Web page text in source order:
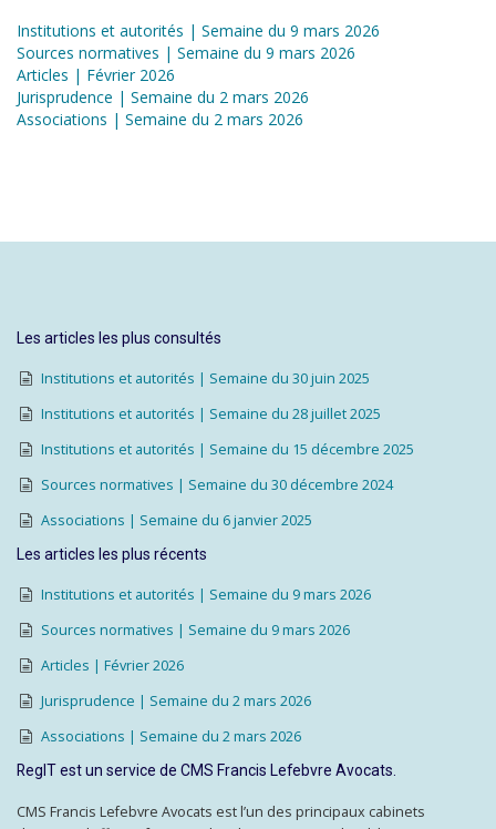
Institutions et autorités | Semaine du 9 mars 2026
Sources normatives | Semaine du 9 mars 2026
Articles | Février 2026
Jurisprudence | Semaine du 2 mars 2026
Associations | Semaine du 2 mars 2026
Les articles les plus consultés
Institutions et autorités | Semaine du 30 juin 2025
Institutions et autorités | Semaine du 28 juillet 2025
Institutions et autorités | Semaine du 15 décembre 2025
Sources normatives | Semaine du 30 décembre 2024
Associations | Semaine du 6 janvier 2025
Les articles les plus récents
Institutions et autorités | Semaine du 9 mars 2026
Sources normatives | Semaine du 9 mars 2026
Articles | Février 2026
Jurisprudence | Semaine du 2 mars 2026
Associations | Semaine du 2 mars 2026
RegIT est un service de CMS Francis Lefebvre Avocats.
CMS Francis Lefebvre Avocats est l’un des principaux cabinets